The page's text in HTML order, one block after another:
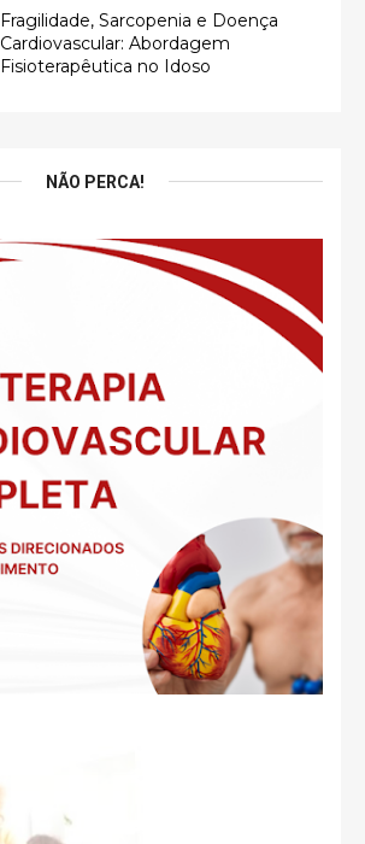
Fragilidade, Sarcopenia e Doença
Cardiovascular: Abordagem
Fisioterapêutica no Idoso
NÃO PERCA!